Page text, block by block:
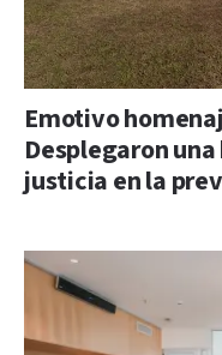
Emotivo
Desplegaron
justicia en la